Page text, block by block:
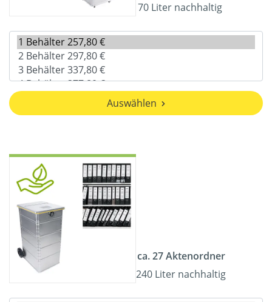
70 Liter nachhaltig
Auswählen
ca. 27 Aktenordner
240 Liter nachhaltig